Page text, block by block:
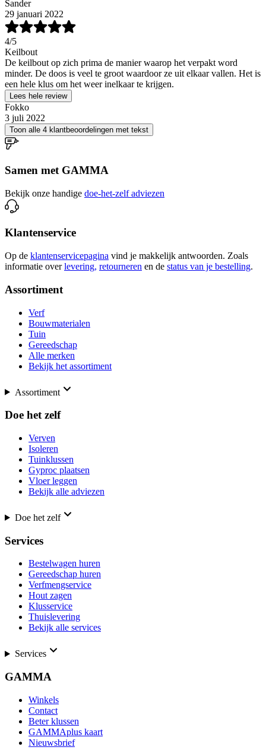
Sander
29 januari 2022
4/5
Keilbout
De keilbout op zich prima de manier waarop het verpakt word
minder. De doos is veel te groot waardoor ze uit elkaar vallen. Het is
een hele klus om het weer inelkaar te krijgen.
Lees hele review
Fokko
3 juli 2022
Toon alle 4 klantbeoordelingen met tekst
Samen met GAMMA
Bekijk onze handige doe-het-zelf adviezen
Klantenservice
Op de klantenservicepagina vind je makkelijk antwoorden. Zoals
informatie over levering, retourneren en de status van je bestelling.
Assortiment
Verf
Bouwmaterialen
Tuin
Gereedschap
Alle merken
Bekijk het assortiment
Assortiment
Doe het zelf
Verven
Isoleren
Tuinklussen
Gyproc plaatsen
Vloer leggen
Bekijk alle adviezen
Doe het zelf
Services
Bestelwagen huren
Gereedschap huren
Verfmengservice
Hout zagen
Klusservice
Thuislevering
Bekijk alle services
Services
GAMMA
Winkels
Contact
Beter klussen
GAMMAplus kaart
Nieuwsbrief